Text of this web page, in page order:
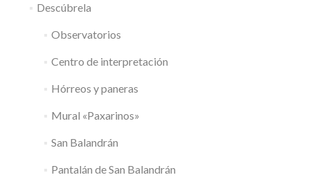
Descúbrela
Observatorios
Centro de interpretación
Hórreos y paneras
Mural «Paxarinos»
San Balandrán
Pantalán de San Balandrán